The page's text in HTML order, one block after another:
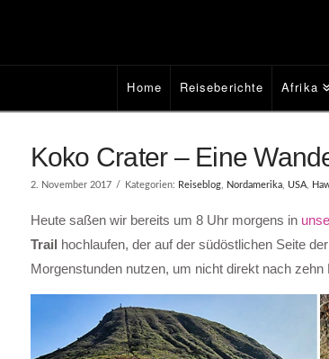
Home Reiseberichte Afrika
Koko Crater – Eine
2. November 2017 Kategorien: Reiseblog, Nordamerika, USA,
Heute saßen wir bereits um 8 Uhr morgens in
Trail hochlaufen, der auf der südöstlichen Seite
Morgenstunden nutzen, um nicht direkt nach